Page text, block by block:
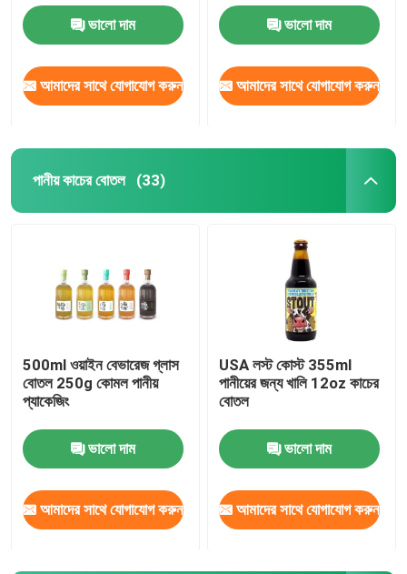
ভালো দাম
আমাদের সাথে যোগাযোগ করুন
ভালো দাম
আমাদের সাথে যোগাযোগ করুন
পানীয় কাচের বোতল (33)
500ml ওয়াইন বেভারেজ গ্লাস
বোতল 250g কোমল পানীয়
প্যাকেজিং
ভালো দাম
আমাদের সাথে যোগাযোগ করুন
USA লস্ট কোস্ট 355ml
পানীয়ের জন্য খালি 12oz কাচের
বোতল
ভালো দাম
আমাদের সাথে যোগাযোগ করুন